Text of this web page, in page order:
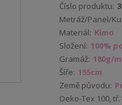
Číslo produktu:
Metráž/Panel/
Materiál: Kimo
Složení: 100%
Gramáž: 180g/
Šíře: 155cm
Země původu:
Oeko-Tex 100,